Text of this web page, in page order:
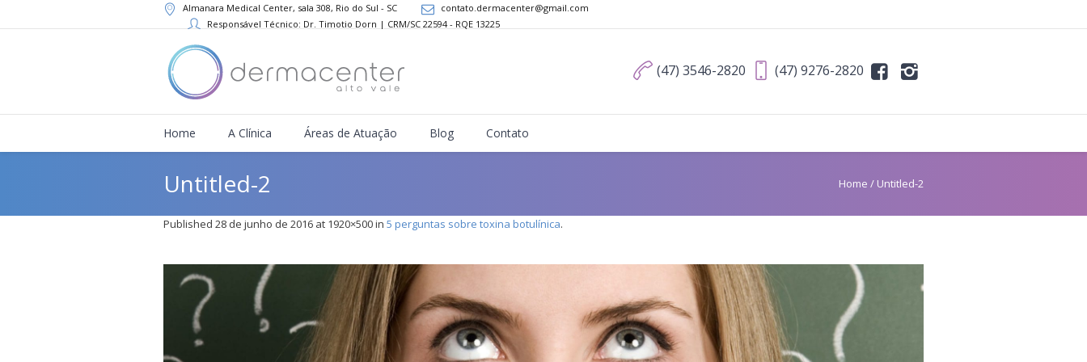
Almanara Medical Center, sala 308, Rio do Sul - SC
contato.dermacenter@gmail.com
Responsável Técnico: Dr. Timotio Dorn | CRM/SC 22594 - RQE 13225
(47) 3546-2820 (47) 9276-2820
Home A Clínica Áreas de Atuação Blog Contato
Untitled-2 Home / Untitled-2
Published 28 de junho de 2016 at 1920×500 in 5 perguntas sobre toxina botulínica.